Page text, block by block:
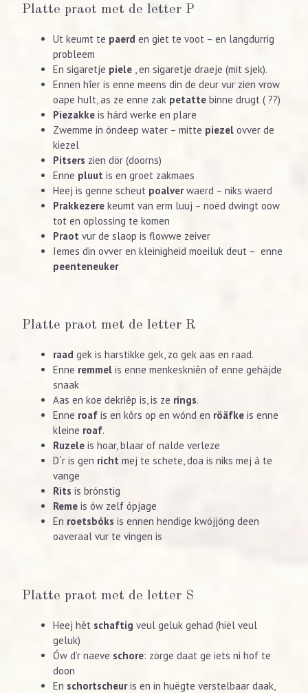
Platte praot met de letter P
Ut keumt te paerd en giet te voot – en langdurrig
probleem
En sigaretje piele , en sigaretje draeje (mit sjek).
Ennen hîer is enne meens din de deur vur zien vrow
oape hult, as ze enne zak petatte binne drugt ( ??)
Piezakke is hárd werke en plare
Zwemme in óndeep water – mitte piezel ovver de
kiezel
Pitsers zien dör (doorns)
Enne pluut is en groet zakmaes
Heej is genne scheut poalverwaerd – niks waerd
Prakkezere keumt van erm luuj – noëd dwingt oow
tot en oplossing te komen
Praot vur de slaop is flowwe zeiver
Iemes din ovver en kleinigheid moeiluk deut – enne
peenteneuker
Platte praot met de letter R
raad gek is harstikke gek, zo gek aas en raad.
Enne remmel is enne menkeskniên of enne gehájde
snaak
Aas en koe dekriêp is, is ze rings.
Enne roaf is en kôrs op en wónd en röäfke is enne
kleine roaf.
Ruzele is hoar, blaar of nalde verleze
D´r is gen richt mej te schete, doa is niks mej á te
vange
Rits is brónstig
Reme is ów zelf ópjage
En roetsbóks is ennen hendige kwójjóng deen
oaveraal vur te vingen is
Platte praot met de letter S
Heej hèt schaftig veul geluk gehad (hiël veul
geluk)
Ów d’r naeve schore: zörge daat ge iets ni hof te
doon
En schortscheuris en in huëgte verstelbaar daak,